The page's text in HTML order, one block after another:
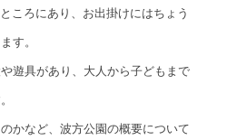
ころにあり、お出掛けにはちょう
す。
遊具があり、大人から子どもまで
かなど、波方公園の概要について